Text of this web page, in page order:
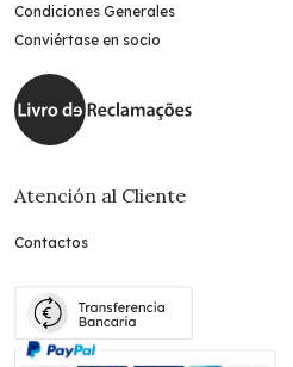
Condiciones Generales
Conviértase en socio
Atención al Cliente
Contactos